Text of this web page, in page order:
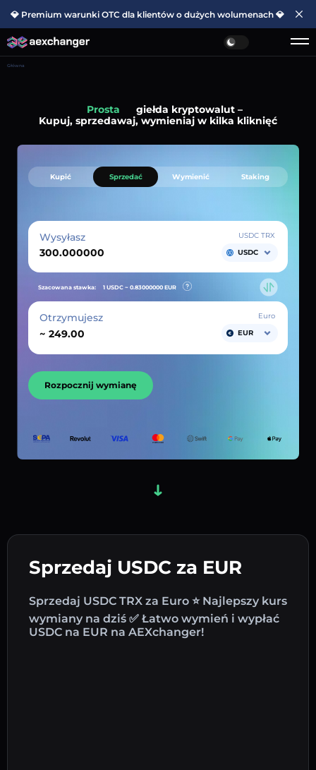
💎 Premium warunki OTC dla klientów o dużych wolumenach 💎
Główna
Prosta
giełda kryptowalut –
Kupuj, sprzedawaj, wymieniaj w kilka kliknięć
Sprzedaj USDC za EUR
Sprzedaj USDC TRX za Euro ⭐ Najlepszy kurs
wymiany na dziś ✅ Łatwo wymień i wypłać
USDC na EUR na AEXchanger!
Kupić Sprzedać Wymienić Staking
Wysyłasz
USDC TRX
USDC
Szacowana stawka: 1 USDC ~ 0.83000000 EUR
Otrzymujesz
~
Euro
EUR
Rozpocznij wymianę